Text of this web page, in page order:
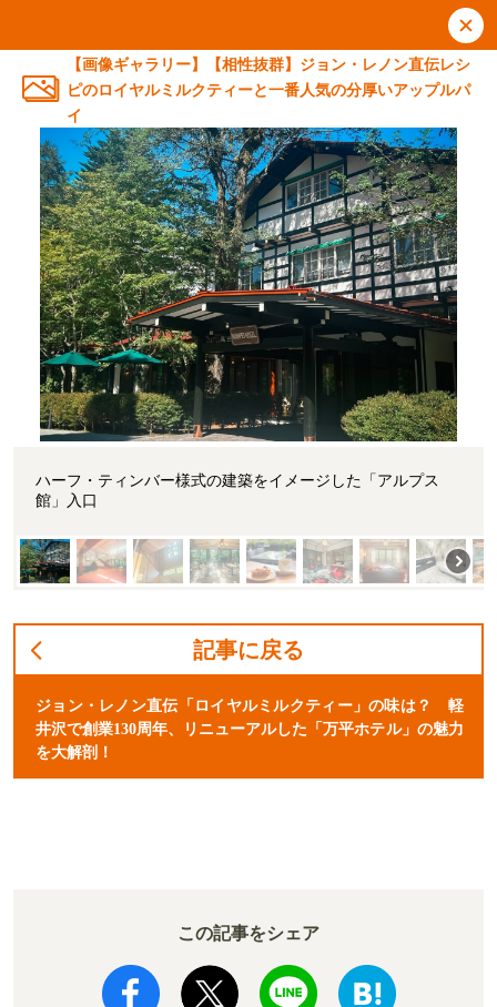
【画像ギャラリー】【相性抜群】ジョン・レノン直伝レシ
ピのロイヤルミルクティーと一番人気の分厚いアップルパ
イ
ハーフ・ティンバー様式の建築をイメージした「アルプス
館」入口
記事に戻る
ジョン・レノン直伝「ロイヤルミルクティー」の味は？ 軽
井沢で創業130周年、リニューアルした「万平ホテル」の魅力
を大解剖！
この記事をシェア